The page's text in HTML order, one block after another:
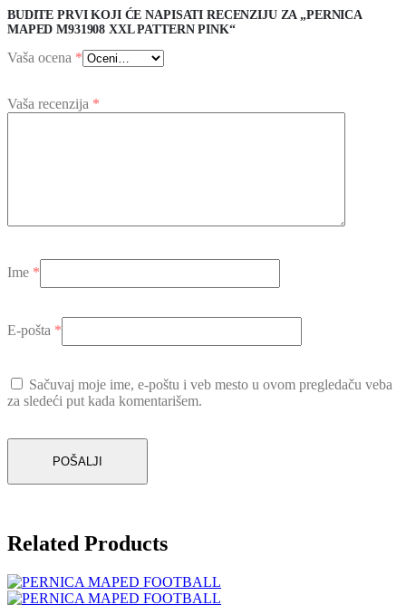
BUDITE PRVI KOJI ĆE NAPISATI RECENZIJU ZA „PERNICA
MAPED M931908 XXL PATTERN PINK“
Vaša ocena *
Vaša recenzija *
Ime *
E-pošta *
Sačuvaj moje ime, e-poštu i veb mesto u ovom pregledaču veba
za sledeći put kada komentarišem.
Related Products